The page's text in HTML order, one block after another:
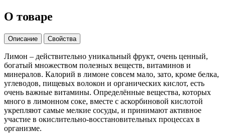
О товаре
Описание Свойства
Лимон – действительно уникальный фрукт, очень ценный,
богатый множеством полезных веществ, витаминов и
минералов. Калорий в лимоне совсем мало, зато, кроме белка,
углеводов, пищевых волокон и органических кислот, есть
очень важные витамины. Определённые вещества, которых
много в лимонном соке, вместе с аскорбиновой кислотой
укрепляют самые мелкие сосуды, и принимают активное
участие в окислительно-восстановительных процессах в
организме.